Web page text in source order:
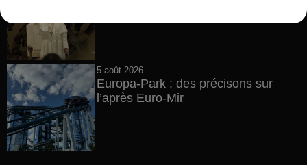
5 août 2026
Europa-Park : des précisons sur
l’après Euro-Mir